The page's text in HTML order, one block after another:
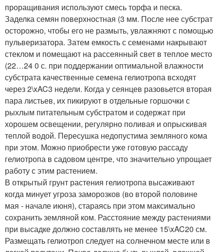
проращивания используют смесь торфа и песка.
Заделка семян поверхностная (3 мм. После нее субстрат
осторожно, чтобы его не размыть, увлажняют с помощью
пульверизатора. Затем емкость с семенами накрывают
стеклом и помещают на рассеянный свет в теплое место
(22…24 0 с. при поддержании оптимальной влажности
субстрата качественные семена гелиотропа всходят
через 2\xAC3 недели. Когда у сеянцев разовьется вторая
пара листьев, их пикируют в отдельные горшочки с
рыхлым питательным субстратом и содержат при
хорошем освещении, регулярно поливая и опрыскивая
теплой водой. Пересушка недопустима земляного кома
при этом. Можно приобрести уже готовую рассаду
гелиотропа в садовом центре, что значительно упрощает
работу с этим растением.
В открытый грунт растения гелиотропа высаживают
когда минует угроза заморозков (во второй половине
мая - начале июня), стараясь при этом максимально
сохранить земляной ком. Расстояние между растениями
при высадке должно составлять не менее 15\xAC20 см.
Размещать гелиотроп следует на солнечном месте или в